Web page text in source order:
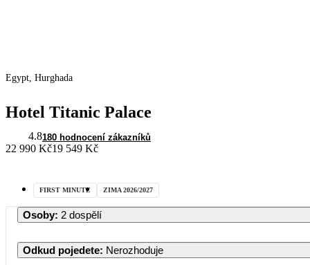
Egypt, Hurghada
Hotel Titanic Palace
4.8180 hodnocení zákazníků
22 990 Kč19 549 Kč
FIRST MINUTE ZIMA 2026/2027
Osoby: 2 dospělí
Odkud pojedete: Nerozhoduje